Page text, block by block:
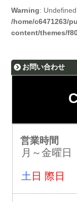
Warning:
/home/c6471263/
content/themes/
お問い合わせ
営業時間
月～金曜日
土 日 際日